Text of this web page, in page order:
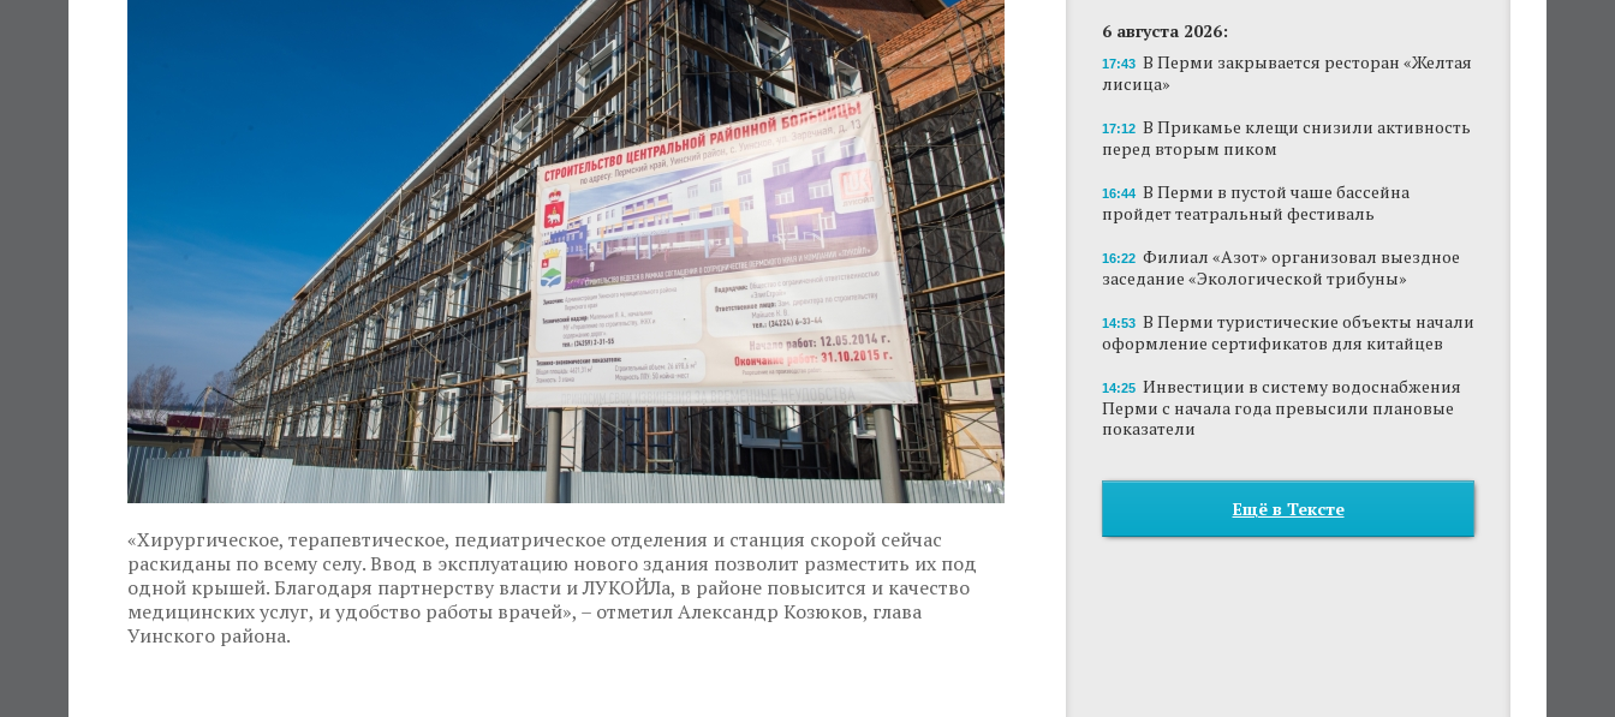
«Хирургическое, терапевтическое, педиатрическое отделения и станция скорой сейчас
раскиданы по всему селу. Ввод в эксплуатацию нового здания позволит разместить их под
одной крышей. Благодаря партнерству власти и ЛУКОЙЛа, в районе повысится и качество
медицинских услуг, и удобство работы врачей», – отметил Александр Козюков, глава
Уинского района.
6 августа 2026:
17:43 В Перми закрывается ресторан «Желтая
лисица»
17:12 В Прикамье клещи снизили активность
перед вторым пиком
16:44 В Перми в пустой чаше бассейна
пройдет театральный фестиваль
16:22 Филиал «Азот» организовал выездное
заседание «Экологической трибуны»
14:53 В Перми туристические объекты начали
оформление сертификатов для китайцев
14:25 Инвестиции в систему водоснабжения
Перми с начала года превысили плановые
показатели
Ещё в Тексте